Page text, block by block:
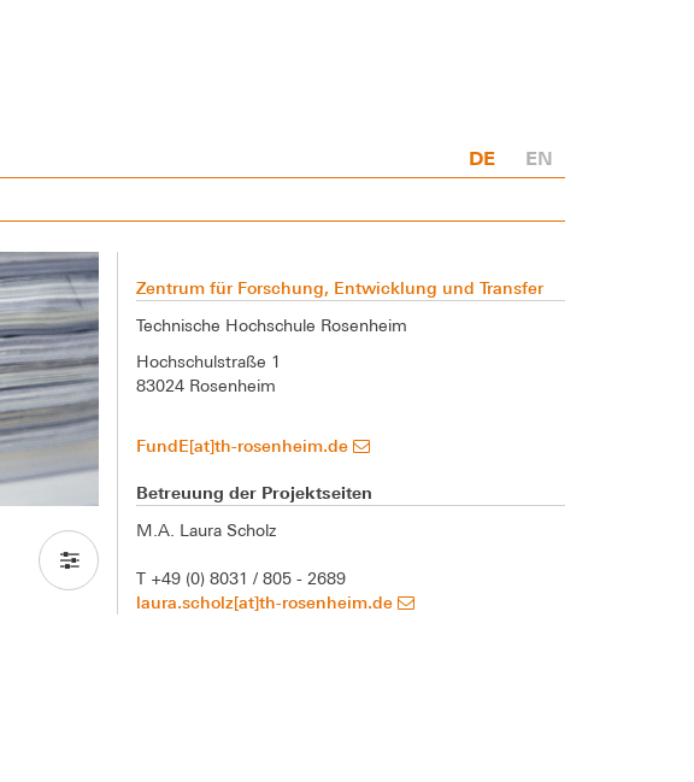
DE EN
Zentrum für Forschung, Entwicklung und Transfer
Technische Hochschule Rosenheim
Hochschulstraße 1
83024 Rosenheim
FundE[at]th-rosenheim.de
Betreuung der Projektseiten
M.A. Laura Scholz
T +49 (0) 8031 / 805 - 2689
laura.scholz[at]th-rosenheim.de